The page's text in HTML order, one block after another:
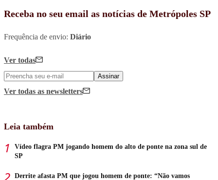
Receba no seu email as notícias de Metrópoles SP
Frequência de envio: Diário
Ver todas
Assinar
Ver todas as newsletters
Leia também
Vídeo flagra PM jogando homem do alto de ponte na zona sul de
SP
Derrite afasta PM que jogou homem de ponte: “Não vamos